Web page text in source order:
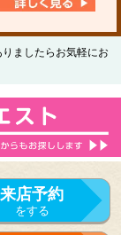
ましたらお気軽にお
来店予約
をする